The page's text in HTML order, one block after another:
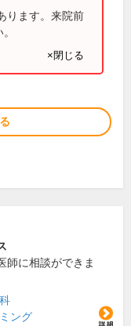
ります。来院前
×閉じる
師に相談ができま
ング